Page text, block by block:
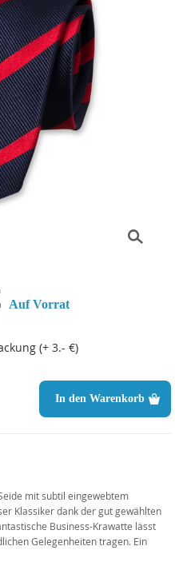
Auf Vorrat
(+ 3.- €)
In den Warenkorb
mit subtil eingewebtem
Klassiker dank der gut gewählten
Business-Krawatte lässt
Gelegenheiten tragen. Ein